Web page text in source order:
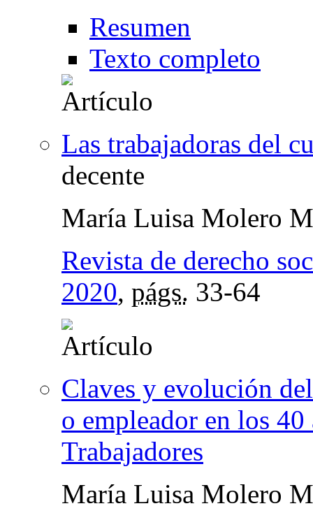
Resumen
Texto completo
Las trabajadoras del
decente
María Luisa Molero
Revista de derecho
2020, págs. 33-64
Claves y evolución
o empleador en los
Trabajadores
María Luisa Molero